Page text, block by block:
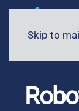
Skip to